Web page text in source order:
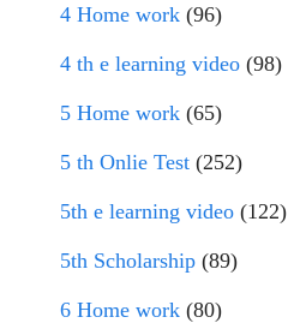
4 Home work (96)
4 th e learning video (98)
5 Home work (65)
5 th Onlie Test (252)
5th e learning video (122)
5th Scholarship (89)
6 Home work (80)